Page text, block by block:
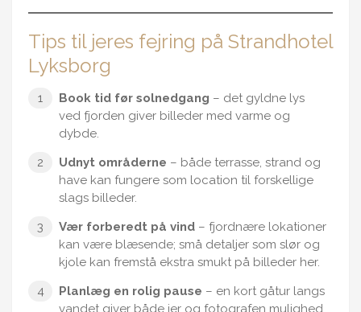
Tips til jeres fejring på Strandhotel
Lyksborg
Book tid før solnedgang – det gyldne lys
ved fjorden giver billeder med varme og
dybde.
Udnyt områderne – både terrasse, strand og
have kan fungere som location til forskellige
slags billeder.
Vær forberedt på vind – fjordnære lokationer
kan være blæsende; små detaljer som slør og
kjole kan fremstå ekstra smukt på billeder her.
Planlæg en rolig pause – en kort gåtur langs
vandet giver både jer og fotografen mulighed